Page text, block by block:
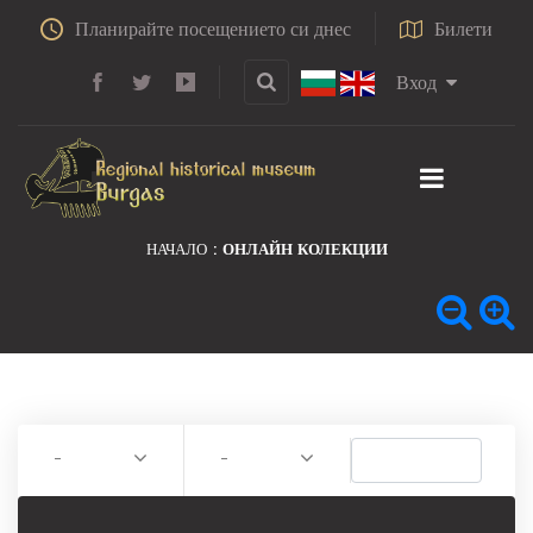
Планирайте посещението си днес Билети
Вход
НАЧАЛО ОНЛАЙН КОЛЕКЦИИ
- -